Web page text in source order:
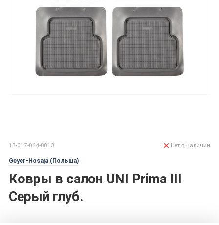
13-017-064-0013
Geyer-Hosaja (Польша)
Ковры в салон UNI Prima III
Серый глуб.
Нет в наличии